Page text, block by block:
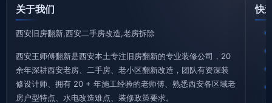
关于我们
西安旧房翻新,西安二手房改造,老房拆除
西安王师傅翻新是西安本土专注旧房翻新的专业装修公司，20
余年深耕西安老房、二手房、老小区翻新改造，团队有资深装
修设计师、拥有 20 + 年施工经验的老师傅、熟悉西安各区域老
房户型特点、水电改造难点、装修政策要求。
快